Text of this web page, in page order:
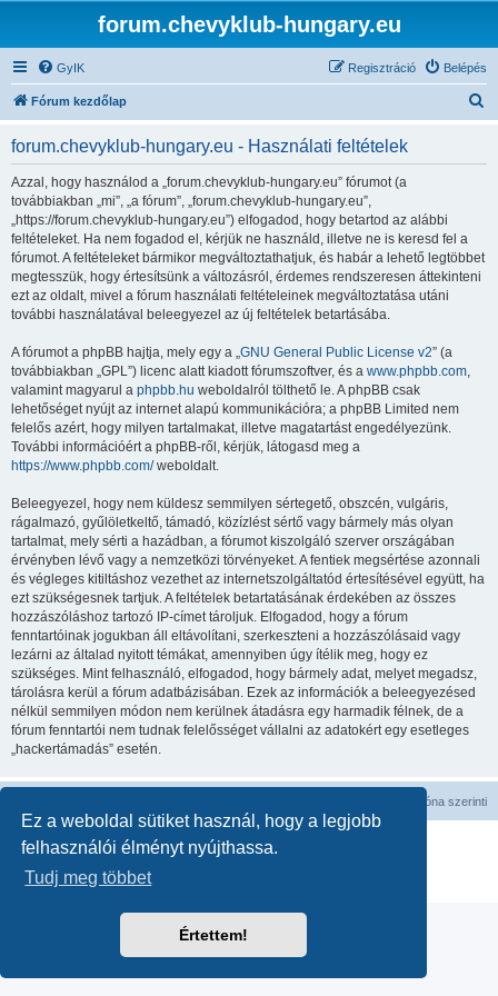
Ez a weboldal sütiket használ, hogy a legjobb
felhasználói élményt nyújthassa.
Tudj meg többet
Értettem!
forum.chevyklub-hungary.eu
GyIK Belépés
Regisztráció
Fórum kezdőlap
forum.chevyklub-hungary.eu - Használati feltételek
Azzal, hogy használod a „forum.chevyklub-hungary.eu” fórumot (a
továbbiakban „mi”, „a fórum”, „forum.chevyklub-hungary.eu”,
„https://forum.chevyklub-hungary.eu”) elfogadod, hogy betartod az alábbi
feltételeket. Ha nem fogadod el, kérjük ne használd, illetve ne is keresd fel a
fórumot. A feltételeket bármikor megváltoztathatjuk, és habár a lehető legtöbbet
megtesszük, hogy értesítsünk a változásról, érdemes rendszeresen áttekinteni
ezt az oldalt, mivel a fórum használati feltételeinek megváltoztatása utáni
további használatával beleegyezel az új feltételek betartásába.
A fórumot a phpBB hajtja, mely egy a „GNU General Public License v2” (a
továbbiakban „GPL”) licenc alatt kiadott fórumszoftver, és a www.phpbb.com,
valamint magyarul a phpbb.hu weboldalról tölthető le. A phpBB csak
lehetőséget nyújt az internet alapú kommunikációra; a phpBB Limited nem
felelős azért, hogy milyen tartalmakat, illetve magatartást engedélyezünk.
További információért a phpBB-ről, kérjük, látogasd meg a
https://www.phpbb.com/weboldalt.
Beleegyezel, hogy nem küldesz semmilyen sértegető, obszcén, vulgáris,
rágalmazó, gyűlöletkeltő, támadó, közízlést sértő vagy bármely más olyan
tartalmat, mely sérti a hazádban, a fórumot kiszolgáló szerver országában
érvényben lévő vagy a nemzetközi törvényeket. A fentiek megsértése azonnali
és végleges kitiltáshoz vezethet az internetszolgáltatód értesítésével együtt, ha
ezt szükségesnek tartjuk. A feltételek betartatásának érdekében az összes
hozzászóláshoz tartozó IP-címet tároljuk. Elfogadod, hogy a fórum
fenntartóinak jogukban áll eltávolítani, szerkeszteni a hozzászólásaid vagy
lezárni az általad nyitott témákat, amennyiben úgy ítélik meg, hogy ez
szükséges. Mint felhasználó, elfogadod, hogy bármely adat, melyet megadsz,
tárolásra kerül a fórum adatbázisában. Ezek az információk a beleegyezésed
nélkül semmilyen módon nem kerülnek átadásra egy harmadik félnek, de a
fórum fenntartói nem tudnak felelősséget vállalni az adatokért egy esetleges
„hackertámadás” esetén.
időzóna szerinti
Powered by phpBB
® Forum Software © phpBB Limited
Magyar fordítás ©
Adatvédelmi nyilatkozat